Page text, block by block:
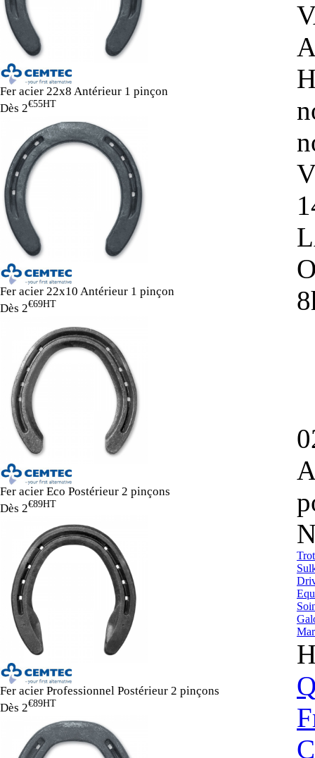
Fer acier 22x8 Antérieur 1 pinçon
Dès 2€55HT
Fer acier 22x10 Antérieur 1 pinçon
Dès 2€69HT
Fer acier Eco Postérieur 2 pinçons
Dès 2€89HT
Fer acier Professionnel Postérieur 2 pinçons
Dès 2€89HT